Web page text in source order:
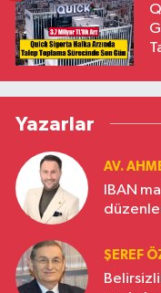
Yazarlar
AV.
IBAN
ŞEREF